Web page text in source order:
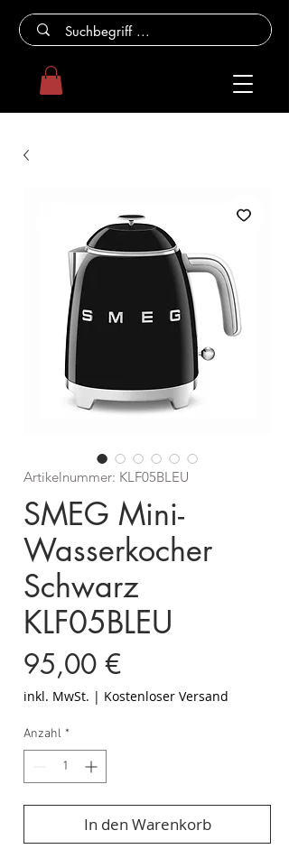
Artikelnummer: KLF05BLEU
SMEG Mini-
Wasserkocher
Schwarz
KLF05BLEU
95,00 €Preis
inkl. MwSt. | Kostenloser Versand
Anzahl *
In den Warenkorb